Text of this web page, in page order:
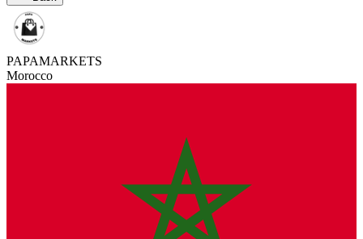
PAPAMARKETS
Morocco